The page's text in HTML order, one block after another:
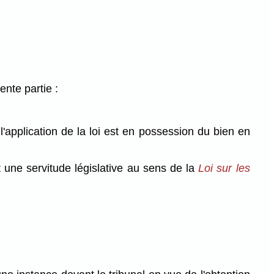
partie :
de la loi est en possession du bien en
une servitude législative au sens de laLoi sur les